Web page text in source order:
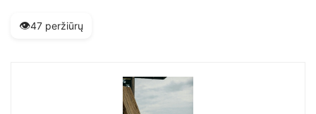
👁️47 peržiūrų